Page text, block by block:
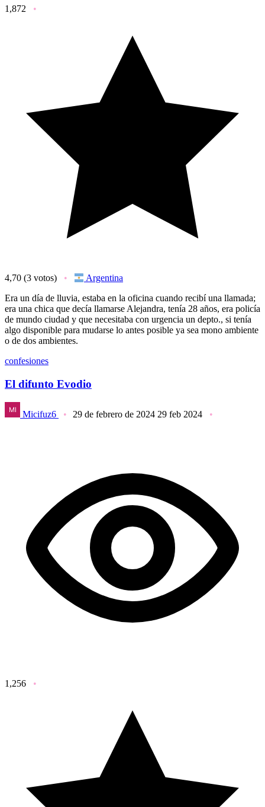
1,872
4,70 (3 votos)
Argentina
Era un día de lluvia, estaba en la oficina cuando recibí una llamada;
era una chica que decía llamarse Alejandra, tenía 28 años, era policía
de mundo ciudad y que necesitaba con urgencia un depto., si tenía
algo disponible para mudarse lo antes posible ya sea mono ambiente
o de dos ambientes.
confesiones
El difunto Evodio
Micifuz6 29 de febrero de 2024 29 feb 2024
1,256